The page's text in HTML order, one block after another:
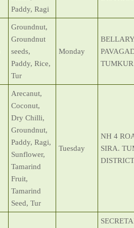
Paddy, Ragi
Groundnut,
Groundnut
seeds,
Paddy, Rice,
Tur
Monday
Arecanut,
Coconut,
Dry Chilli,
Groundnut,
Paddy, Ragi,
Sunflower,
Tamarind
Fruit,
Tamarind
Seed, Tur
Tuesday
NH 4
SIRA.
DISTRICT